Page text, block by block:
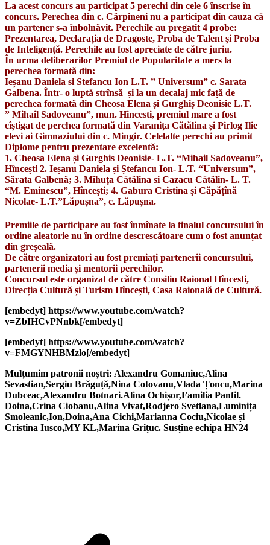
La acest concurs au participat 5 perechi din cele 6 înscrise în
concurs. Perechea din c. Cărpineni nu a participat din cauza că
un partener s-a înbolnăvit. Perechile au pregatit 4 probe:
Prezentarea, Declarația de Dragoste, Proba de Talent și Proba
de Inteligență. Perechile au fost apreciate de către juriu.
În urma deliberarilor Premiul de Popularitate a mers la
perechea formată din:
Ieșanu Daniela si Stefancu Ion L.T. ” Universum” c. Sarata
Galbena. Într- o luptă strînsă și la un decalaj mic față de
perechea formată din Cheosa Elena și Gurghiș Deonisie L.T.
” Mihail Sadoveanu”, mun. Hincesti, premiul mare a fost
cîștigat de perchea formată din Varanița Cătălina și Pirlog Ilie
elevi ai Gimnaziului din c. Mingir. Celelalte perechi au primit
Diplome pentru prezentare excelentă:
1. Cheosa Elena și Gurghis Deonisie- L.T. “Mihail Sadoveanu”,
Hîncești 2. Ieșanu Daniela și Ștefancu Ion- L.T. “Universum”,
Sărata Galbenă; 3. Mihuța Cătălina si Cazacu Cătălin- L. T.
“M. Eminescu”, Hîncești; 4. Gabura Cristina și Căpățînă
Nicolae- L.T.”Lăpușna”, c. Lăpușna.
Premiile de participare au fost înmînate la finalul concursului în
ordine aleatorie nu în ordine descrescătoare cum o fost anunțat
din greșeală.
De către organizatori au fost premiați partenerii concursului,
partenerii media și mentorii perechilor.
Concursul este organizat de către Consiliu Raional Hîncesti,
Direcția Cultură și Turism Hîncești, Casa Raională de Cultură.
[embedyt] https://www.youtube.com/watch?
v=ZbIHCvPNnbk[/embedyt]
[embedyt] https://www.youtube.com/watch?
v=FMGYNHBMzlo[/embedyt]
Mulțumim patronii noștri: Alexandru Gomaniuc,Alina
Sevastian,Sergiu Brăguță,Nina Cotovanu,Vlada Țoncu,Marina
Dubceac,Alexandru Botnari.Alina Ochișor,Familia Panfil.
Doina,Crina Ciobanu,Alina Vivat,Rodjero Svetlana,Luminița
Smoleanic,Ion,Doina,Ana Cichi,Marianna Cociu,Nicolae și
Cristina Iusco,MY KL,Marina Grițuc. Susține echipa HN24